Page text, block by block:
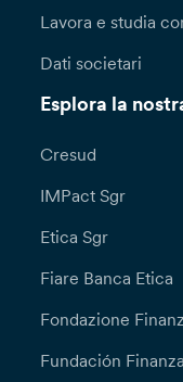
Lavora e studia
Dati societari
Esplora la
Cresud
IMPact Sgr
Etica Sgr
Fiare Banca Etica
Fondazione
Fundación